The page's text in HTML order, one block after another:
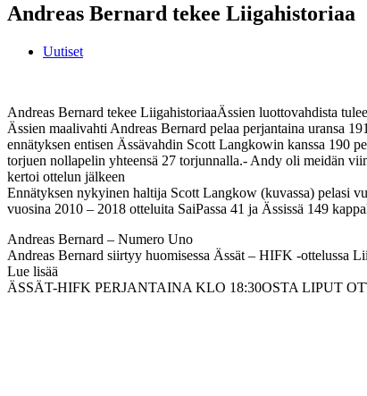
Andreas Bernard tekee Liigahistoriaa
Uutiset
Andreas Bernard tekee LiigahistoriaaÄssien luottovahdista
Ässien maalivahti Andreas Bernard pelaa perjantaina uransa
ennätyksen entisen Ässävahdin Scott Langkowin kanssa 190
torjuen nollapelin yhteensä 27 torjunnalla.- Andy oli meidän
kertoi ottelun jälkeen
Ennätyksen nykyinen haltija Scott Langkow (kuvassa) pelasi
vuosina 2010 – 2018 otteluita SaiPassa 41 ja Ässissä 149
Andreas Bernard – Numero Uno
Andreas Bernard siirtyy huomisessa Ässät – HIFK -ottelussa
Lue lisää
ÄSSÄT-HIFK PERJANTAINA KLO 18:30OSTA LIPUT